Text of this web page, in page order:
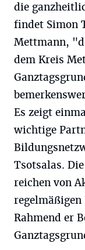
die
findet Simon
Mettmann,
dem Kreis
Es zeigt
wichtige
Tsotsalas.
reichen von
regelmäßigen
Rahmend er